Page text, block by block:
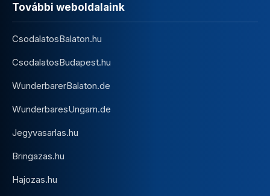
További weboldalaink
CsodalatosBalaton.hu
CsodalatosBudapest.hu
WunderbarerBalaton.de
WunderbaresUngarn.de
Jegyvasarlas.hu
Bringazas.hu
Hajozas.hu